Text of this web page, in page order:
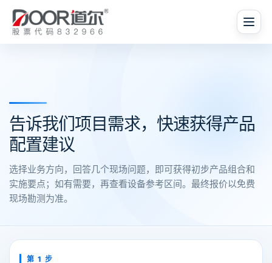
告诉我们项目需求，快速获得产品
配置建议
选择业务方向，回答几个现场问题，即可获得初步产品组合和
实施要点；如有需要，再查看设备参考区间。最终报价以免费
现场勘测为准。
第 1 步